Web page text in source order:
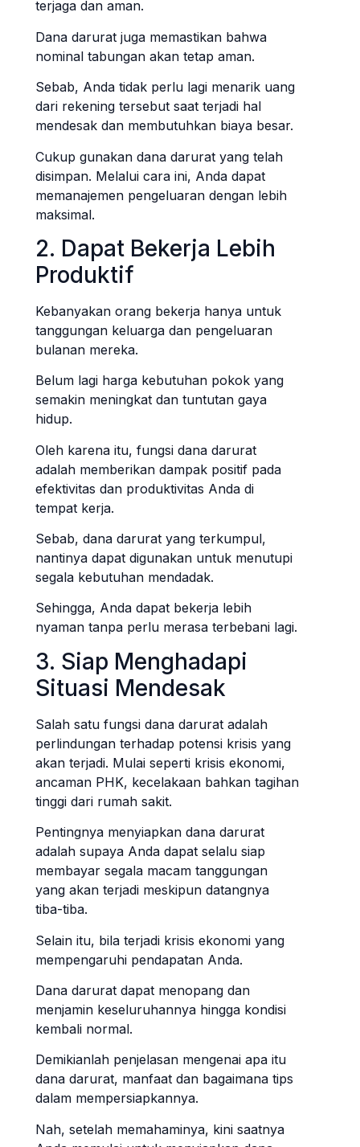
terjaga dan aman.
Dana darurat juga memastikan bahwa
nominal tabungan akan tetap aman.
Sebab, Anda tidak perlu lagi menarik uang
dari rekening tersebut saat terjadi hal
mendesak dan membutuhkan biaya besar.
Cukup gunakan dana darurat yang telah
disimpan. Melalui cara ini, Anda dapat
memanajemen pengeluaran dengan lebih
maksimal.
2. Dapat Bekerja Lebih
Produktif
Kebanyakan orang bekerja hanya untuk
tanggungan keluarga dan pengeluaran
bulanan mereka.
Belum lagi harga kebutuhan pokok yang
semakin meningkat dan tuntutan gaya
hidup.
Oleh karena itu, fungsi dana darurat
adalah memberikan dampak positif pada
efektivitas dan produktivitas Anda di
tempat kerja.
Sebab, dana darurat yang terkumpul,
nantinya dapat digunakan untuk menutupi
segala kebutuhan mendadak.
Sehingga, Anda dapat bekerja lebih
nyaman tanpa perlu merasa terbebani lagi.
3. Siap Menghadapi
Situasi Mendesak
Salah satu fungsi dana darurat adalah
perlindungan terhadap potensi krisis yang
akan terjadi. Mulai seperti krisis ekonomi,
ancaman PHK, kecelakaan bahkan tagihan
tinggi dari rumah sakit.
Pentingnya menyiapkan dana darurat
adalah supaya Anda dapat selalu siap
membayar segala macam tanggungan
yang akan terjadi meskipun datangnya
tiba-tiba.
Selain itu, bila terjadi krisis ekonomi yang
mempengaruhi pendapatan Anda.
Dana darurat dapat menopang dan
menjamin keseluruhannya hingga kondisi
kembali normal.
Demikianlah penjelasan mengenai apa itu
dana darurat, manfaat dan bagaimana tips
dalam mempersiapkannya.
Nah, setelah memahaminya, kini saatnya